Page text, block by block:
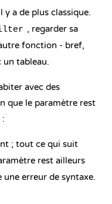
a de plus classique.
, regarder sa
fonction - bref,
tableau.
avec des
que le paramètre rest
; tout ce qui suit
rest ailleurs
erreur de syntaxe.